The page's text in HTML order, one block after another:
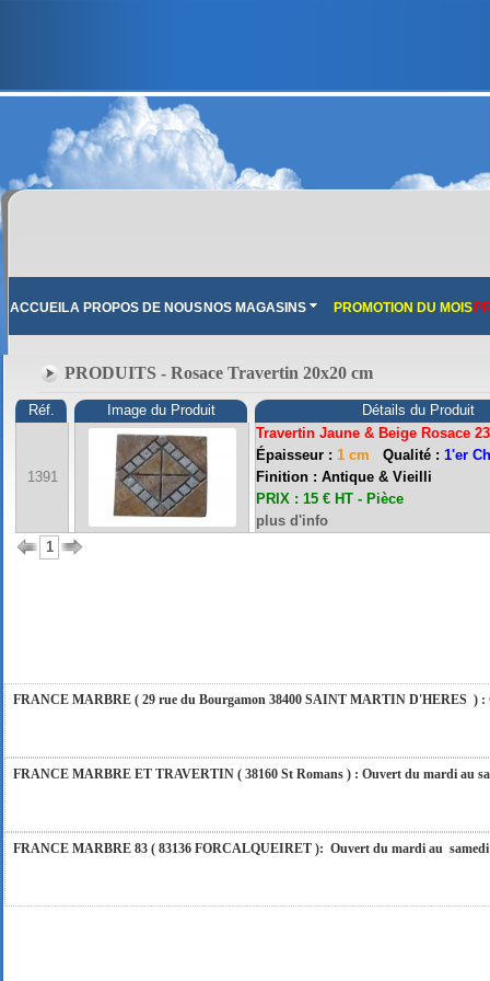
ACCUEILA PROPOS DE NOUS NOS MAGASINS PROMOTION DU MOIS
PRODUITS - Rosace Travertin 20x20 cm
Réf. Image du Produit Détails du Produit
1391
Travertin Jaune & Beige Rosace
Épaisseur : 1 cm Qualité : 1'er
Finition : Antique & Vieilli
PRIX : 15 € HT - Pièce
plus d'info
1
FRANCE MARBRE 13 ( 13680 LANCON PROVENCE ): Ouvert du mardi au
FRANCE MARBRE 84 ( 84600 VALREAS ): Ouvert du mardi au samedi inclus de
FRANCE MARBRE ( 29 rue du Bourgamon 38400 SAINT MARTIN D'HERES ) :
FRANCE MARBRE ET TRAVERTIN ( 38160 St Romans ) : Ouvert du mardi au
FRANCE MARBRE 83 ( 83136 FORCALQUEIRET ): Ouvert du mardi au samedi